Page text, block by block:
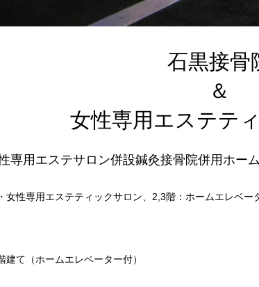
石黒接骨
＆
女性専用エステテ
専用エステサロン併設鍼灸接骨院併用ホー
女性専用エステティックサロン、2,3階：ホームエレベ
て（ホームエレベーター付）